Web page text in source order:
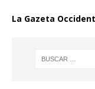
La Gazeta